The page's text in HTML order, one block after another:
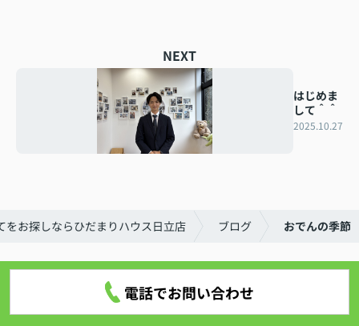
NEXT
はじめま
して＾＾
2025.10.27
をお探しならひだまりハウス日立店 ブログ おでんの季節
電話でお問い合わせ